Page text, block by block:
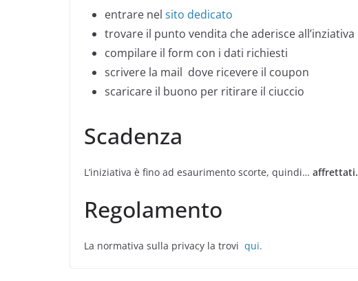
entrare nel sito dedicato
trovare il punto vendita che aderisce all’inziativa
compilare il form con i dati richiesti
scrivere la mail dove ricevere il coupon
scaricare il buono per ritirare il ciuccio
Scadenza
L’iniziativa è fino ad esaurimento scorte, quindi… affrettati.
Regolamento
La normativa sulla privacy la trovi qui.